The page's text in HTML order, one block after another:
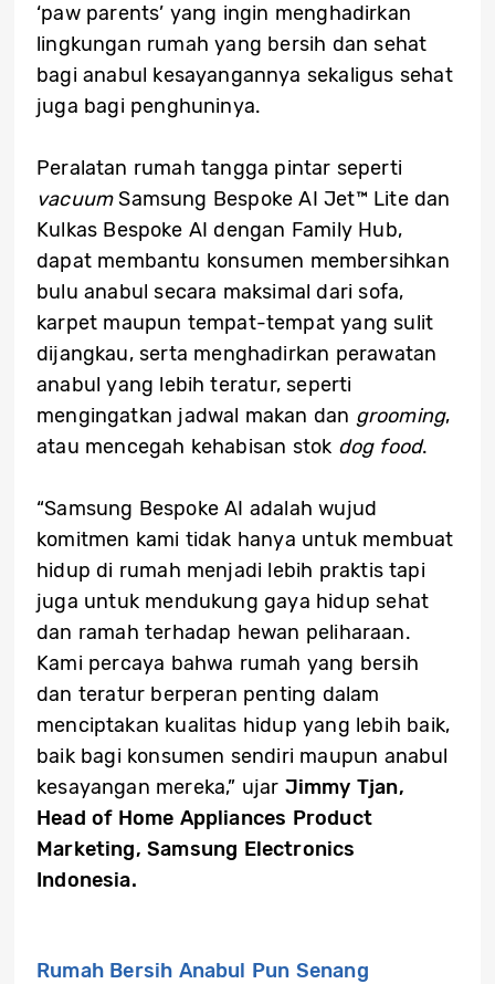
‘paw parents’ yang ingin menghadirkan
lingkungan rumah yang bersih dan sehat
bagi anabul kesayangannya sekaligus sehat
juga bagi penghuninya.
Peralatan rumah tangga pintar seperti
vacuumSamsung Bespoke AI Jet™ Lite dan
Kulkas Bespoke AI dengan Family Hub,
dapat membantu konsumen membersihkan
bulu anabul secara maksimal dari sofa,
karpet maupun tempat-tempat yang sulit
dijangkau, serta menghadirkan perawatan
anabul yang lebih teratur, seperti
mengingatkan jadwal makan dan grooming,
atau mencegah kehabisan stok dog food.
“Samsung Bespoke AI adalah wujud
komitmen kami tidak hanya untuk membuat
hidup di rumah menjadi lebih praktis tapi
juga untuk mendukung gaya hidup sehat
dan ramah terhadap hewan peliharaan.
Kami percaya bahwa rumah yang bersih
dan teratur berperan penting dalam
menciptakan kualitas hidup yang lebih baik,
baik bagi konsumen sendiri maupun anabul
kesayangan mereka,” ujar Jimmy Tjan,
Head of Home Appliances Product
Marketing, Samsung Electronics
Indonesia.
Rumah Bersih Anabul Pun Senang